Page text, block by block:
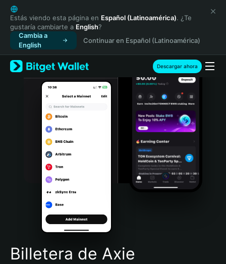
English
日本語
Tiếng Việt
Русский
Español (Latinoamérica)
Türkçe
Italiano
Português (Portugal)
Bahasa Indonesia
Português (Brasil)
Español (Argentina)
Estás viendo esta página en Español (Latinoamérica). ¿Te
gustaría cambiarte a English?
Cambia a
English
Continuar en Español (Latinoamérica)
Descargar ahora
Billetera de Axie